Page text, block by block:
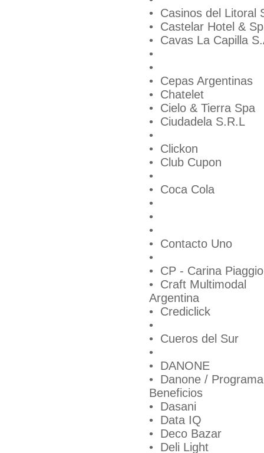
• Casinos del Litoral
• Castelar Hotel &
• Cavas La Capilla
•
•
• Cepas Argentinas
• Chatelet
• Cielo & Tierra Spa
• Ciudadela S.R.L
•
• Clickon
• Club Cupon
•
• Coca Cola
•
•
•
• Contacto Uno
•
• CP - Carina Piaggio
• Craft Multimodal
Argentina
• Crediclick
•
• Cueros del Sur
•
• DANONE
• Danone /
Beneficios
• Dasani
• Data IQ
• Deco Bazar
• Deli Light